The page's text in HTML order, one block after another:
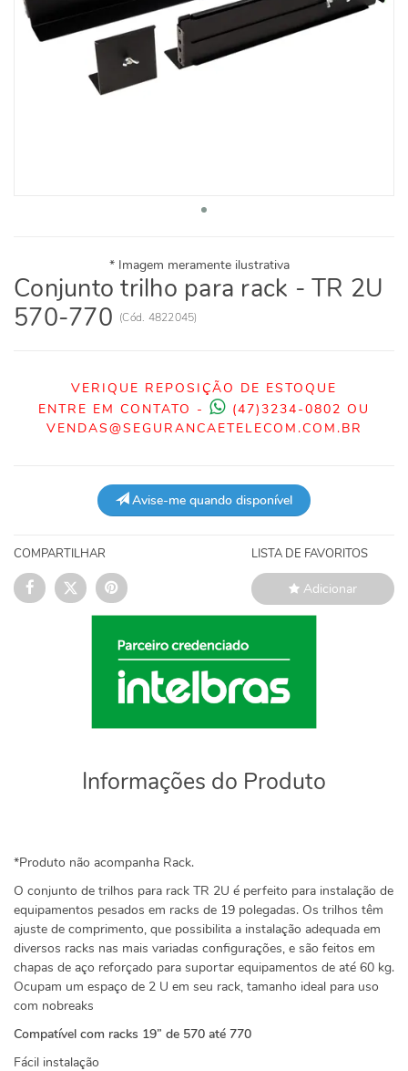
Conjunto trilho para rack - TR 2U
570-770 (Cód. 4822045)
VERIQUE REPOSIÇÃO DE ESTOQUE
ENTRE EM CONTATO -
(47)3234-0802 OU
VENDAS@SEGURANCAETELECOM.COM.BR
Avise-me quando disponível
COMPARTILHAR LISTA DE FAVORITOS
Adicionar
Informações do Produto
*Produto não acompanha Rack.
O conjunto de trilhos para rack TR 2U é perfeito para instalação de
equipamentos pesados em racks de 19 polegadas. Os trilhos têm
ajuste de comprimento, que possibilita a instalação adequada em
diversos racks nas mais variadas configurações, e são feitos em
chapas de aço reforçado para suportar equipamentos de até 60 kg.
Ocupam um espaço de 2 U em seu rack, tamanho ideal para uso
com nobreaks
Compatível com racks 19” de 570 até 770
Fácil instalação